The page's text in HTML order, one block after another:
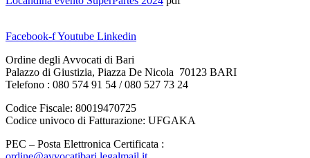
Facebook-fYoutube Linkedin
Ordine degli Avvocati di Bari
Palazzo di Giustizia, Piazza De Nicola 70123 BARI
Telefono : 080 574 91 54 / 080 527 73 24
Codice Fiscale: 80019470725
Codice univoco di Fatturazione: UFGAKA
PEC – Posta Elettronica Certificata :